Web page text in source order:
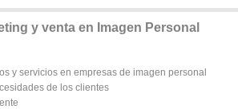
y venta en Imagen Personal
y servicios en empresas de imagen personal
de los clientes